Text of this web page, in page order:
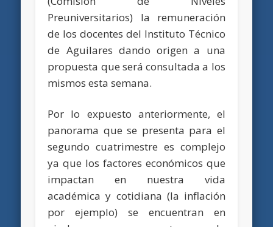
Preuniversitarios) la remuneración
de los docentes del Instituto Técnico
de Aguilares dando origen a una
propuesta que será consultada a los
mismos esta semana.
Por lo expuesto anteriormente, el
panorama que se presenta para el
segundo cuatrimestre es complejo
ya que los factores económicos que
impactan en nuestra vida
académica y cotidiana (la inflación
por ejemplo) se encuentran en